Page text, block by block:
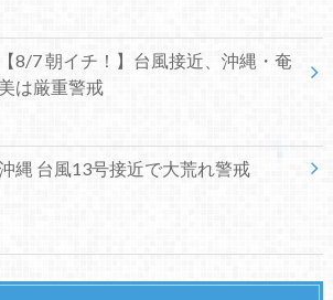
【8/7 朝イチ！】台風接近、沖縄・奄
美は厳重警戒
縄 台風13号接近で大荒れ警戒